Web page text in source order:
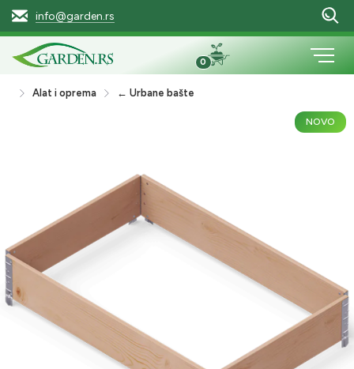
info@garden.rs
0
Alat i oprema ← Urbane bašte
NOVO